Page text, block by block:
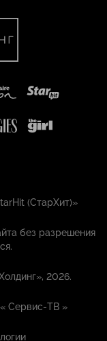
(СтарХит)»
без разрешения
2026.
Сервис-ТВ »